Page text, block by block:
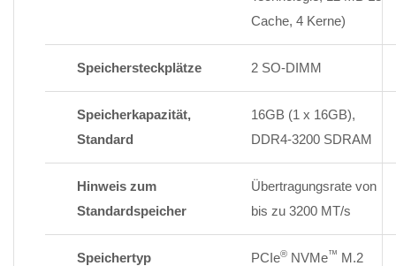
Cache, 4 Kerne)
Speichersteckplätze 2 SO-DIMM
Speicherkapazität,
Standard
16GB (1 x 16GB),
DDR4-3200 SDRAM
Hinweis zum
Standardspeicher
Übertragungsrate von
bis zu 3200 MT/s
Speichertyp PCIe® NVMe™ M.2